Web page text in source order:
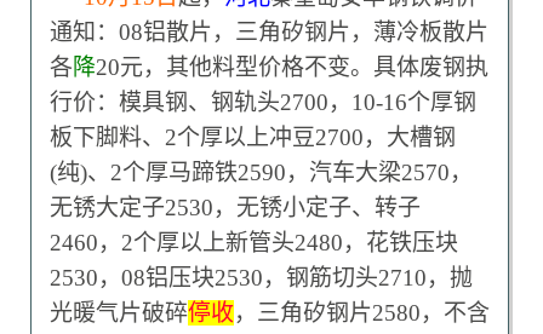
通知：08铝散片，三角矽钢片，薄冷板散片
各降20元，其他料型价格不变。具体废钢执
行价：模具钢、钢轨头2700，10-16个厚钢
板下脚料、2个厚以上冲豆2700，大槽钢
(纯)、2个厚马蹄铁2590，汽车大梁2570，
无锈大定子2530，无锈小定子、转子
2460，2个厚以上新管头2480，花铁压块
2530，08铝压块2530，钢筋切头2710，抛
光暖气片破碎停收，三角矽钢片2580，不含